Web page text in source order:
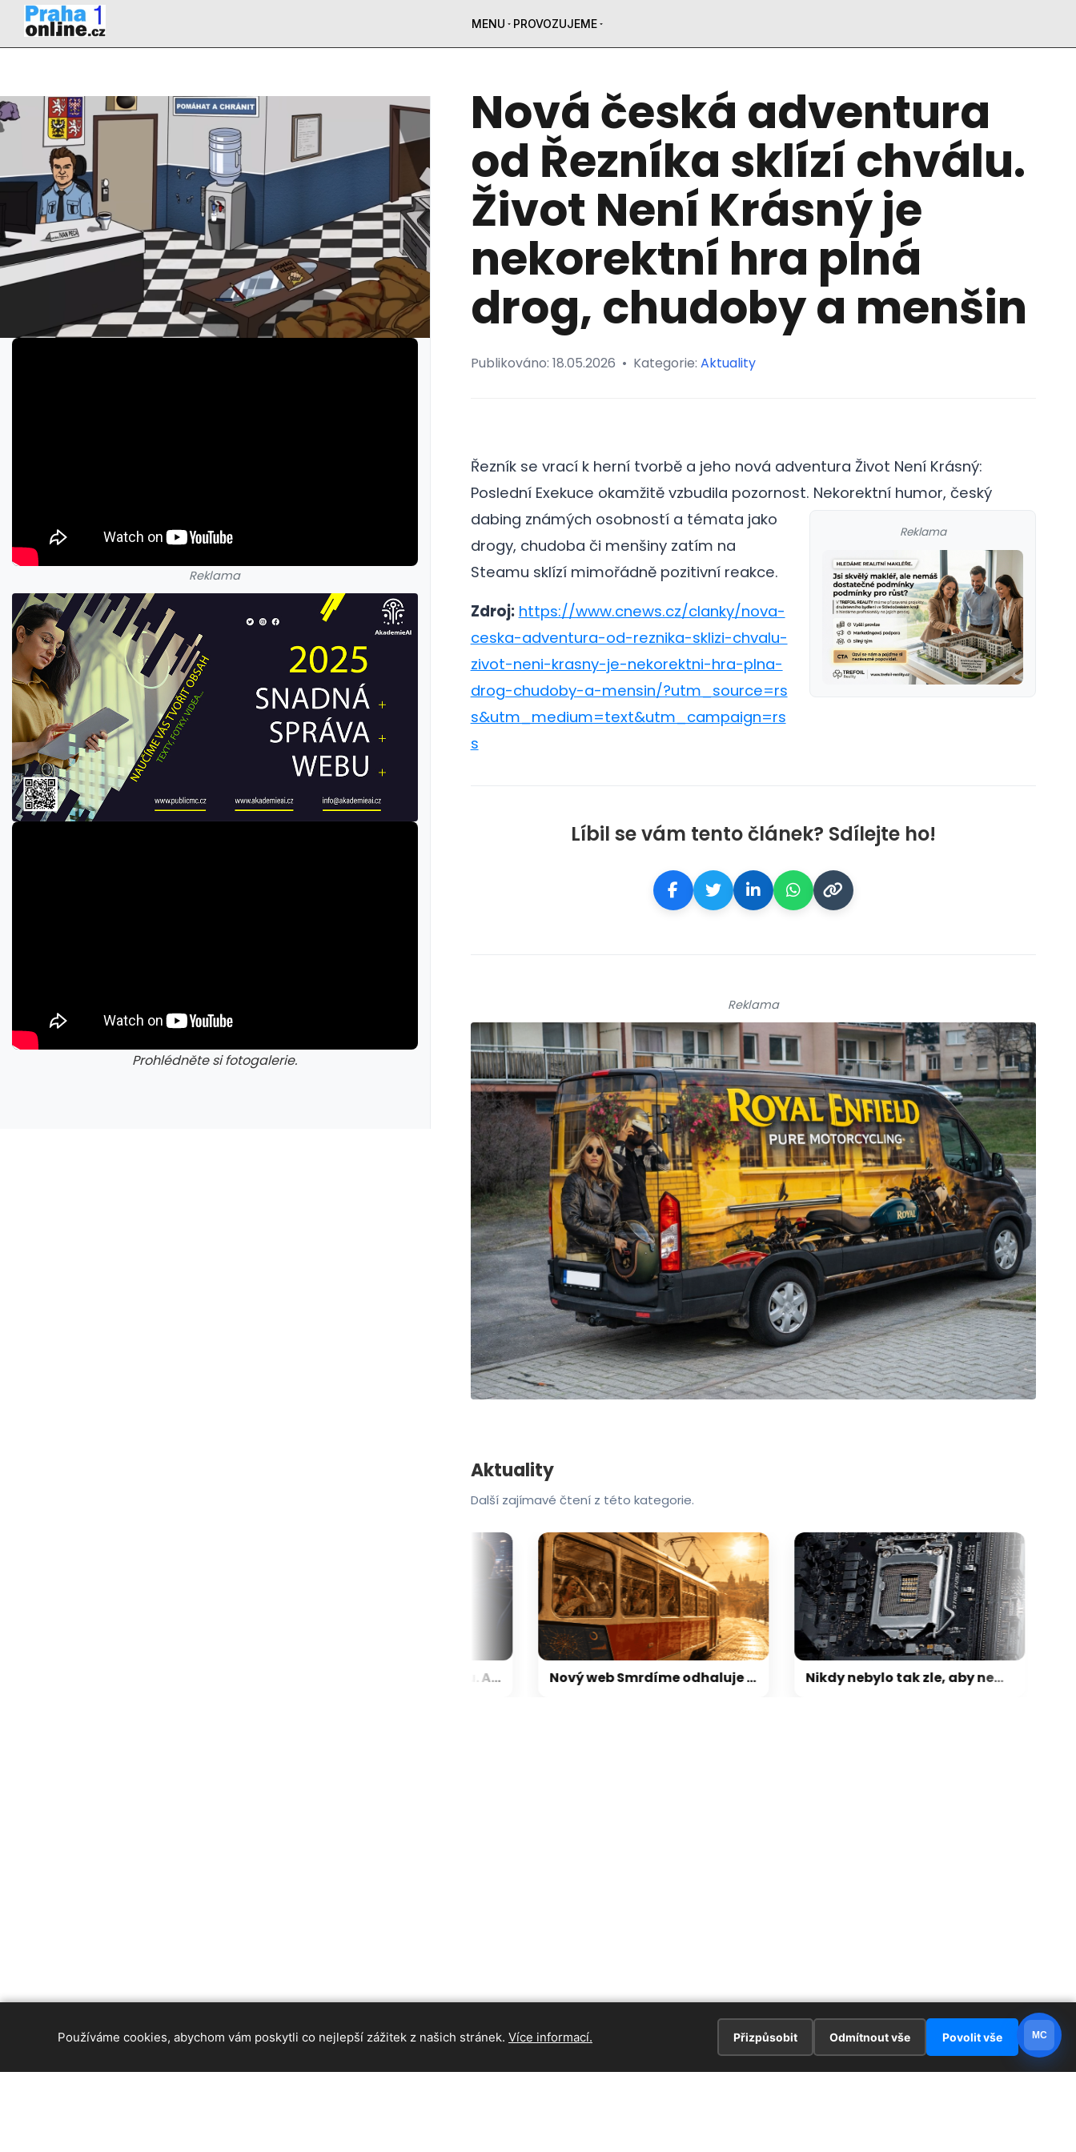
MENU PROVOZUJEME
Reklama
Prohlédněte si fotogalerie.
galerie: iva test galerie: iva test
Nová česká adventura
od Řezníka sklízí chválu.
Život Není Krásný je
nekorektní hra plná
drog, chudoby a menšin
Publikováno: 18.05.2026 • Kategorie: Aktuality
Řezník se vrací k herní tvorbě a jeho nová adventura Život Není Krásný:
Poslední Exekuce okamžitě vzbudila pozornost.
Reklama
Nekorektní humor, český
dabing známých osobností a témata jako
drogy, chudoba či menšiny zatím na
Steamu sklízí mimořádně pozitivní reakce.
Zdroj: https://www.cnews.cz/clanky/nova-
ceska-adventura-od-reznika-sklizi-chvalu-
zivot-neni-krasny-je-nekorektni-hra-plna-
drog-chudoby-a-mensin/?utm_source=rs
s&utm_medium=text&utm_campaign=rs
s
Líbil se vám tento článek? Sdílejte ho!
Reklama
Aktuality
Další zajímavé čtení z této kategorie.
Nový web Smrdíme odhaluje ostudu pražské MHD. V reálném čase počítá tramvaje bez klimatizace Nikdy nebylo tak zle, aby nemohlo být hůř: Po RAM, SSD a GPU teď přichází zdražování základních desek
Používáme cookies, abychom vám poskytli co nejlepší zážitek z našich stránek. Více informací. Přizpůsobit Odmítnout vše Povolit vše MC